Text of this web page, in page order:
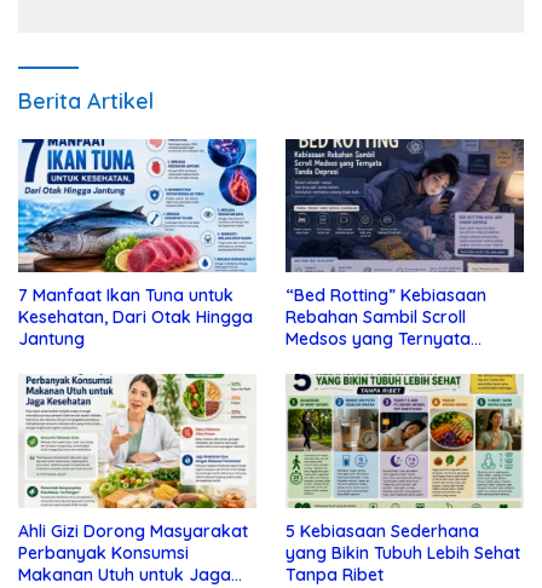
Berita Artikel
7 Manfaat Ikan Tuna untuk
Kesehatan, Dari Otak Hingga
Jantung
“Bed Rotting” Kebiasaan
Rebahan Sambil Scroll
Medsos yang Ternyata
Ahli Gizi Dorong Masyarakat
Perbanyak Konsumsi
Makanan Utuh untuk Jaga
5 Kebiasaan Sederhana
yang Bikin Tubuh Lebih Sehat
Tanpa Ribet